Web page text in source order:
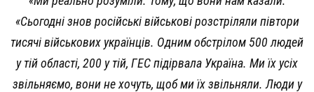
«Сьогодні знов російські військові розстріляли півтори
тисячі військових українців. Одним обстрілом 500 людей
у тій області, 200 у тій, ГЕС підірвала Україна. Ми їх усіх
звільняємо, вони не хочуть, щоб ми їх звільняли. Люди у